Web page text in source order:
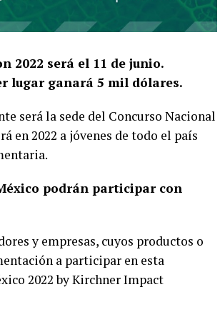
2022 será el 11 de junio.
lugar ganará 5 mil dólares.
será la sede del Concurso Nacional
en 2022 a jóvenes de todo el país
podrán participar con
y empresas, cuyos productos o
a participar en esta
2022 by Kirchner Impact